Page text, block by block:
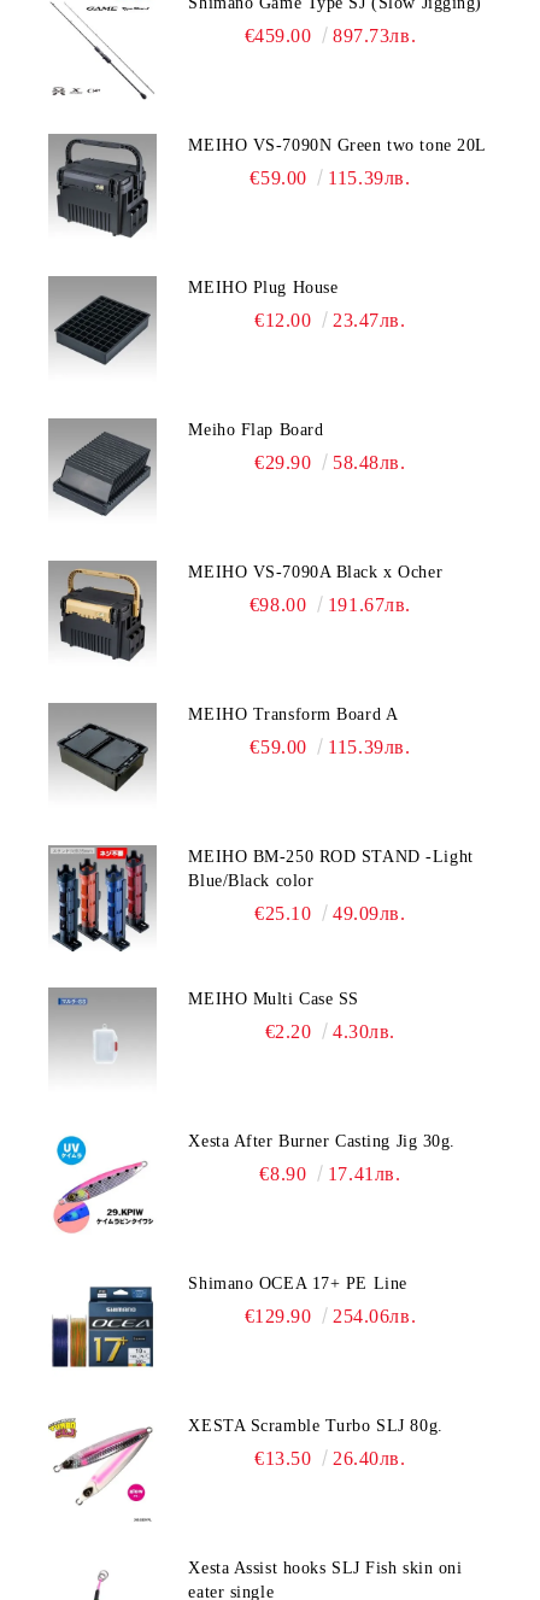
€459.00 897.73лв.
MEIHO VS-7090N Green two tone 20L
€59.00 115.39лв.
MEIHO Plug House
€12.00 23.47лв.
Meiho Flap Board
€29.90 58.48лв.
MEIHO VS-7090A Black x Ocher
€98.00 191.67лв.
MEIHO Transform Board A
€59.00 115.39лв.
MEIHO BM-250 ROD STAND -Light
Blue/Black color
€25.10 49.09лв.
MEIHO Multi Case SS
€2.20 4.30лв.
Xesta After Burner Casting Jig 30g.
€8.90 17.41лв.
Shimano OCEA 17+ PE Line
€129.90 254.06лв.
XESTA Scramble Turbo SLJ 80g.
€13.50 26.40лв.
Xesta Assist hooks SLJ Fish skin oni
eater single